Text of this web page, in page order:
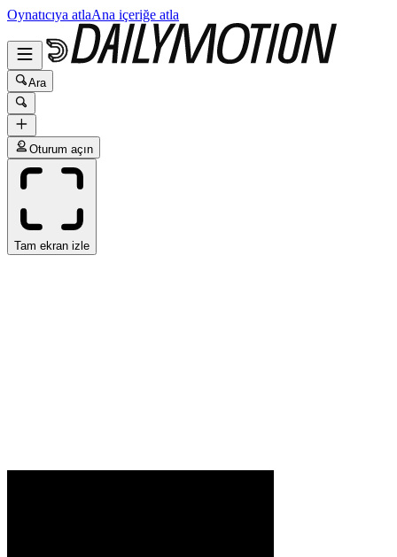
Oynatıcıya atlaAna içeriğe atla
Ara
Oturum açın
Tam ekran izle